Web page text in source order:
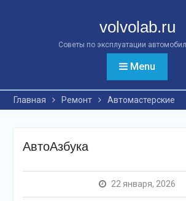
volvolab.ru
Советы по эксплуатации
Menu
Главная Ремонт Автомастерские
АвтоАзбука
22 января, 2026